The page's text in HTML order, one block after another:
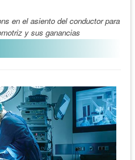
en el asiento del conductor para
y sus ganancias